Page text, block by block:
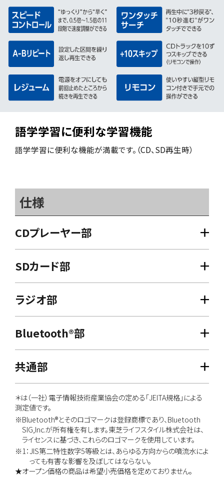
語学学習に便利な学習機能
語学学習に便利な機能が満載です。（CD、SD再生時）
仕様
CDプレーヤー部
SDカード部
ラジオ部
Bluetooth®部
共通部
＊は（一社）電子情報技術産業協会の定める「JEITA規格」による
測定値です。
※Bluetooth®とそのロゴマークは登録商標であり、Bluetooth
SIG,Inc.が所有権を有します。東芝ライフスタイル株式会社は、
ライセンスに基づき、これらのロゴマークを使用しています。
※1：JIS第二特性数字5等級とは、あらゆる方向からの噴流水によ
っても有害な影響を及ぼしてはならない。
★オープン価格の商品は希望小売価格を定めておりません。